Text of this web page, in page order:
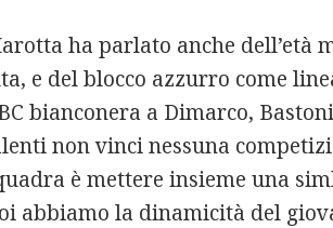
ha parlato anche dell’età
e del blocco azzurro come
bianconera a Dimarco,
non vinci nessuna
è mettere insieme una
abbiamo la dinamicità del